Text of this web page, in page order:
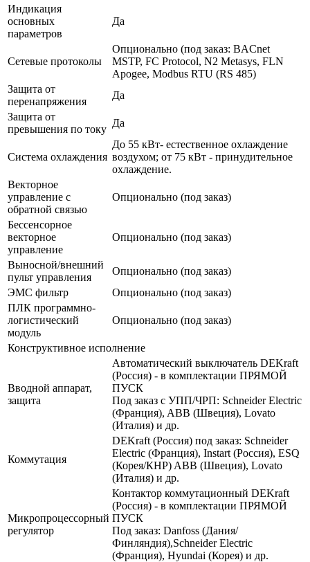
Индикация
основных
параметров
Да
Сетевые протоколы
Опционально (под заказ: BACnet
MSTP, FC Protocol, N2 Metasys, FLN
Apogee, Modbus RTU (RS 485)
Защита от
перенапряжения
Да
Защита от
превышения по току
Да
Система охлаждения
До 55 кВт- естественное охлаждение
воздухом; от 75 кВт - принудительное
охлаждение.
Векторное
управление с
обратной связью
Опционально (под заказ)
Бессенсорное
векторное
управление
Опционально (под заказ)
Выносной/внешний
пульт управления
Опционально (под заказ)
ЭМС фильтр
Опционально (под заказ)
ПЛК программно-
логистический
модуль
Опционально (под заказ)
Конструктивное исполнение
Вводной аппарат,
защита
Автоматический выключатель DEKraft
(Россия) - в комплектации ПРЯМОЙ
ПУСК
Под заказ с УПП/ЧРП: Schneider Electric
(Франция), ABB (Швеция), Lovato
(Италия) и др.
Коммутация
DEKraft (Россия) под заказ: Schneider
Electric (Франция), Instart (Россия), ESQ
(Корея/КНР) ABB (Швеция), Lovato
(Италия) и др.
Микропроцессорный
регулятор
Контактор коммутационный DEKraft
(Россия) - в комплектации ПРЯМОЙ
ПУСК
Под заказ: Danfoss (Дания/
Финляндия),Schneider Electric
(Франция), Hyundai (Корея) и др.